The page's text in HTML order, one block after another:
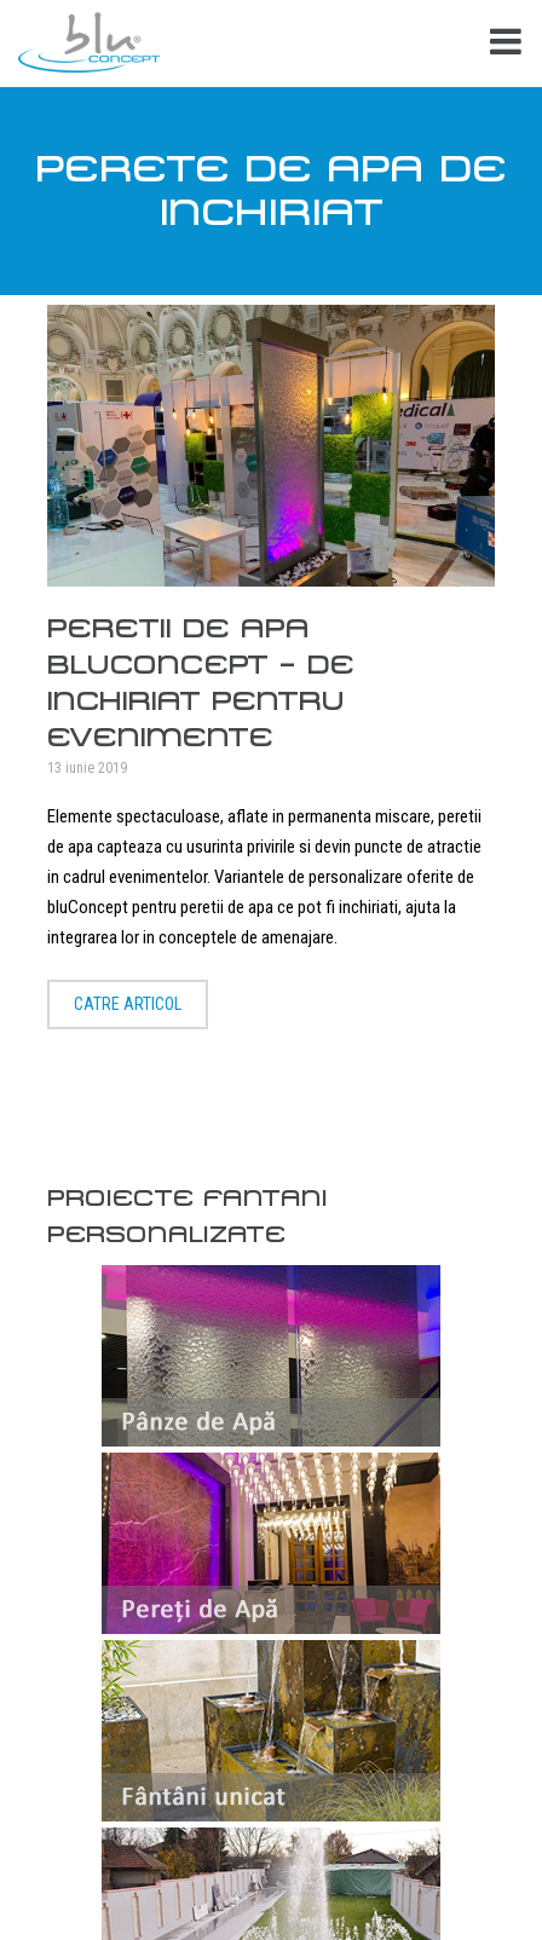
PERETE DE APA DE
INCHIRIAT
PERETII DE APA
BLUCONCEPT – DE
INCHIRIAT PENTRU
EVENIMENTE
13 iunie 2019
Elemente spectaculoase, aflate in permanenta miscare, peretii
de apa capteaza cu usurinta privirile si devin puncte de atractie
in cadrul evenimentelor. Variantele de personalizare oferite de
bluConcept pentru peretii de apa ce pot fi inchiriati, ajuta la
integrarea lor in conceptele de amenajare.
CATRE ARTICOL
PROIECTE FANTANI
PERSONALIZATE